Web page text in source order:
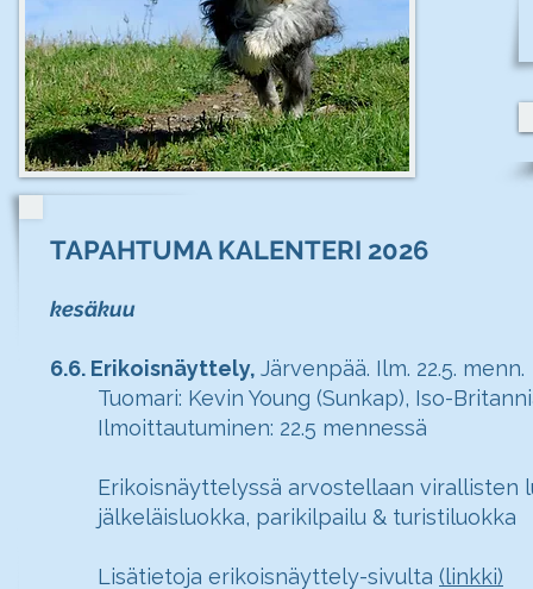
TAPAHTUMA KALENTERI 2026
kesäkuu
6.6. Erikoisnäyttely, Järvenpää. Ilm. 22.5. menn.
Tuomari: Kevin Young (Sunkap), Iso-
Ilmoittautuminen: 22.5 mennessä
Erikoisnäyttelyssä arvostellaan virallisten
jälkeläisluokka, parikilpailu & turistiluokka
Lisätietoja erikoisnäyttely-sivulta (linkki)